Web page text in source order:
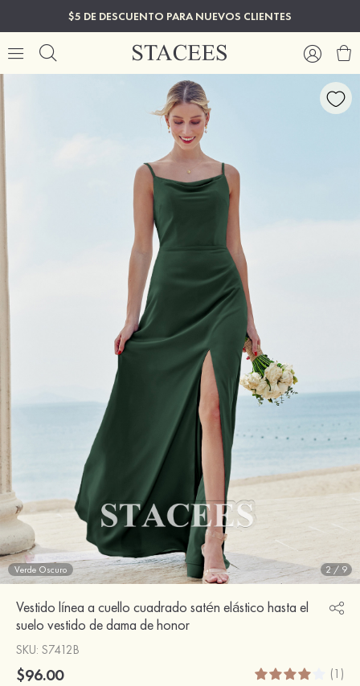
$5 DE DESCUENTO PARA NUEVOS CLIENTES
Verde Oscuro 2/ 9
Vestido línea a cuello cuadrado satén elástico hasta el
suelo vestido de dama de honor
SKU: S7412B
$96.00 (1)